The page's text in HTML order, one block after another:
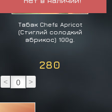
Табак Chefs Apricot
(Стиглий солодкий
абрикос) 100g.
280
< >